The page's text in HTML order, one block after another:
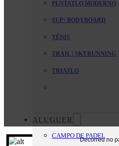
PENTATLO MODERNO
SUP | BODYBOARD
TÉNIS
TRAIL | SKYRUNNING
TRIATLO
ALUGUER
CAMPO DE PADEL
Decorreu no